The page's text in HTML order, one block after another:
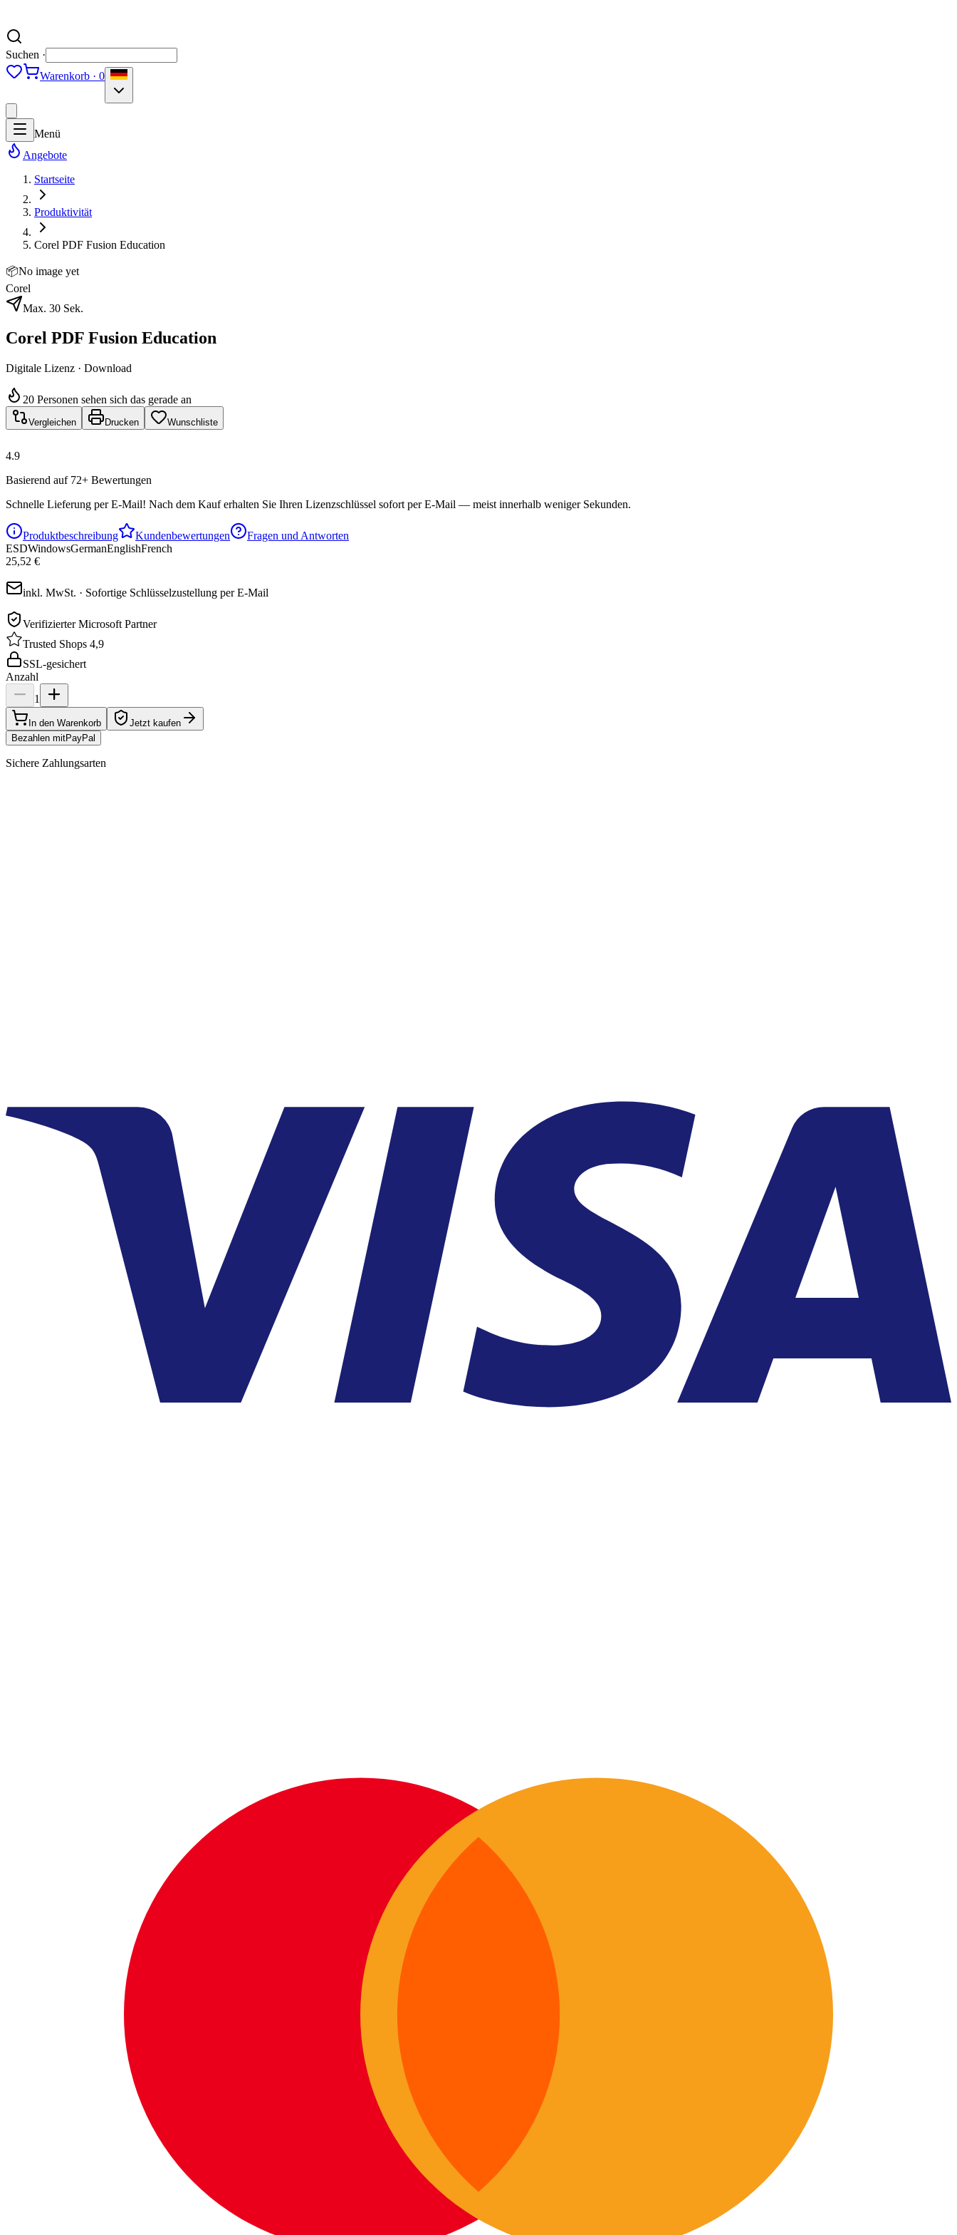
Suchen ·
Warenkorb · 0
Menü
Angebote
Startseite
Produktivität
Corel PDF Fusion Education
📦No image yet
Corel
Max. 30 Sek.
Corel PDF Fusion Education
Digitale Lizenz · Download
20 Personen sehen sich das gerade an
Vergleichen Drucken Wunschliste
4.9
Basierend auf 72+ Bewertungen
Schnelle Lieferung per E-Mail! Nach dem Kauf erhalten Sie Ihren Lizenzschlüssel sofort per E-Mail — meist innerhalb weniger Sekunden.
Produktbeschreibung Kundenbewertungen
Fragen und Antworten
ESDWindowsGermanEnglishFrench
25,52 €
inkl. MwSt. · Sofortige Schlüsselzustellung per E-Mail
Verifizierter Microsoft Partner
Trusted Shops 4,9
SSL-gesichert
Anzahl
1
In den Warenkorb
Jetzt kaufen
Bezahlen mitPayPal
Sichere Zahlungsarten